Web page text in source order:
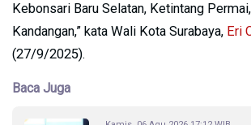
Kebonsari Baru Selatan, Ketintang
Kandangan,” kata Wali Kota Surabaya, Eri
(27/9/2025).
Baca Juga